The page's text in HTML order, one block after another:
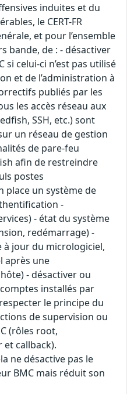
induites et du
le CERT-FR
et pour l’ensemble
bande, de : - désactiver
si celui-ci n’est pas utilisé
et de l’administration à
publiés par les
les accès réseau aux
SSH, etc.) sont
un réseau de gestion
de pare-feu
afin de restreindre
postes
place un système de
-
- état du système
redémarrage) -
à jour du micrologiciel,
après une
- désactiver ou
installés par
le principe du
de supervision ou
(rôles root,
callback).
ne désactive pas le
BMC mais réduit son